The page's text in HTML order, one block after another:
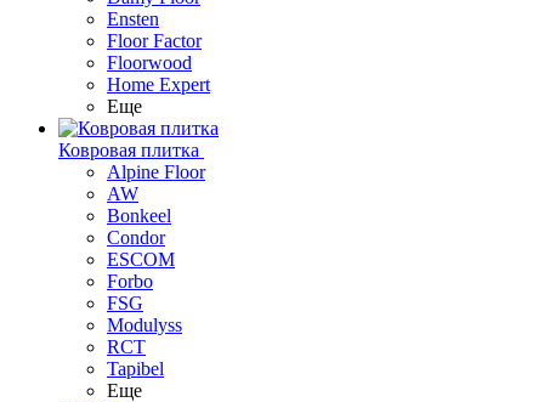
Ensten
Floor Factor
Floorwood
Home Expert
Еще
Ковровая плитка
Alpine Floor
AW
Bonkeel
Condor
ESCOM
Forbo
FSG
Modulyss
RCT
Tapibel
Еще